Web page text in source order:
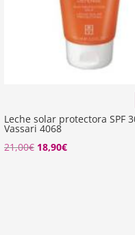
Leche solar protectora SPF
Vassari 4068
21,00€ El
18,90€El